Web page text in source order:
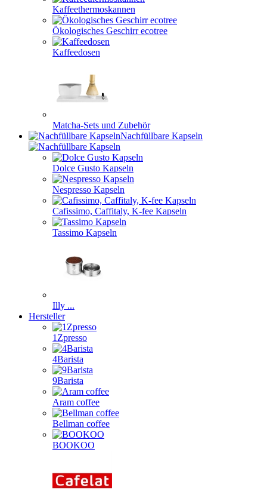
Kaffeethermoskannen
Ökologisches Geschirr ecotree
Kaffeedosen
Matcha-Sets und Zubehör
Nachfüllbare Kapseln
Dolce Gusto Kapseln
Nespresso Kapseln
Cafissimo, Caffitaly, K-fee Kapseln
Tassimo Kapseln
Illy ...
Hersteller
1Zpresso
4Barista
9Barista
Aram coffee
Bellman coffee
BOOKOO